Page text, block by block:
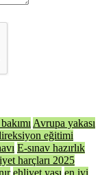
Avrupa yakası
eğitimi
E-sınav hazırlık
harçları 2025
ehliyet yaşı en iyi